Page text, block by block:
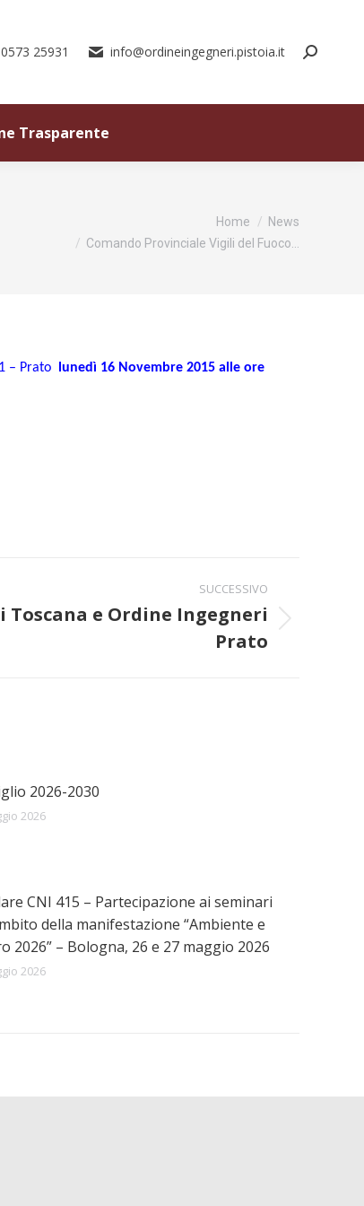
0573 25931 info@ordineingegneri.pistoia.it
Trasparente
Home
News
Comando Provinciale Vigili del Fuoco…
– Prato
lunedì 16 Novembre 2015 alle ore
SUCCESSIVO
Toscana e Ordine Ingegneri
Prato
2026-2030
2026
CNI 415 – Partecipazione ai seminari
della manifestazione “Ambiente e
2026” – Bologna, 26 e 27 maggio 2026
2026